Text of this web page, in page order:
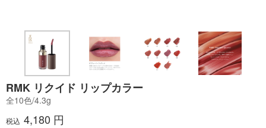
RMK リクイド リップカラー
全10色/4.3g
税込 4,180 円